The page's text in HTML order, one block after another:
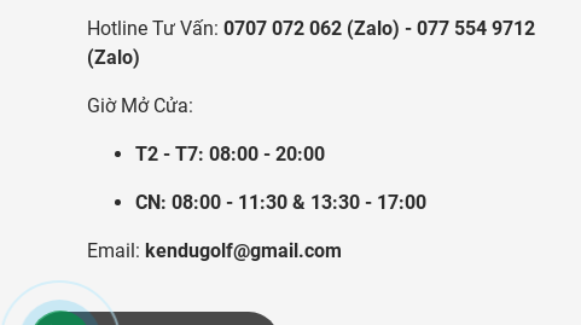
Hotline Tư Vấn: 0707 072 062 (Zalo) - 077 554 9712
(Zalo)
Giờ Mở Cửa:
T2 - T7: 08:00 - 20:00
CN: 08:00 - 11:30 & 13:30 - 17:00
Email: kendugolf@gmail.com